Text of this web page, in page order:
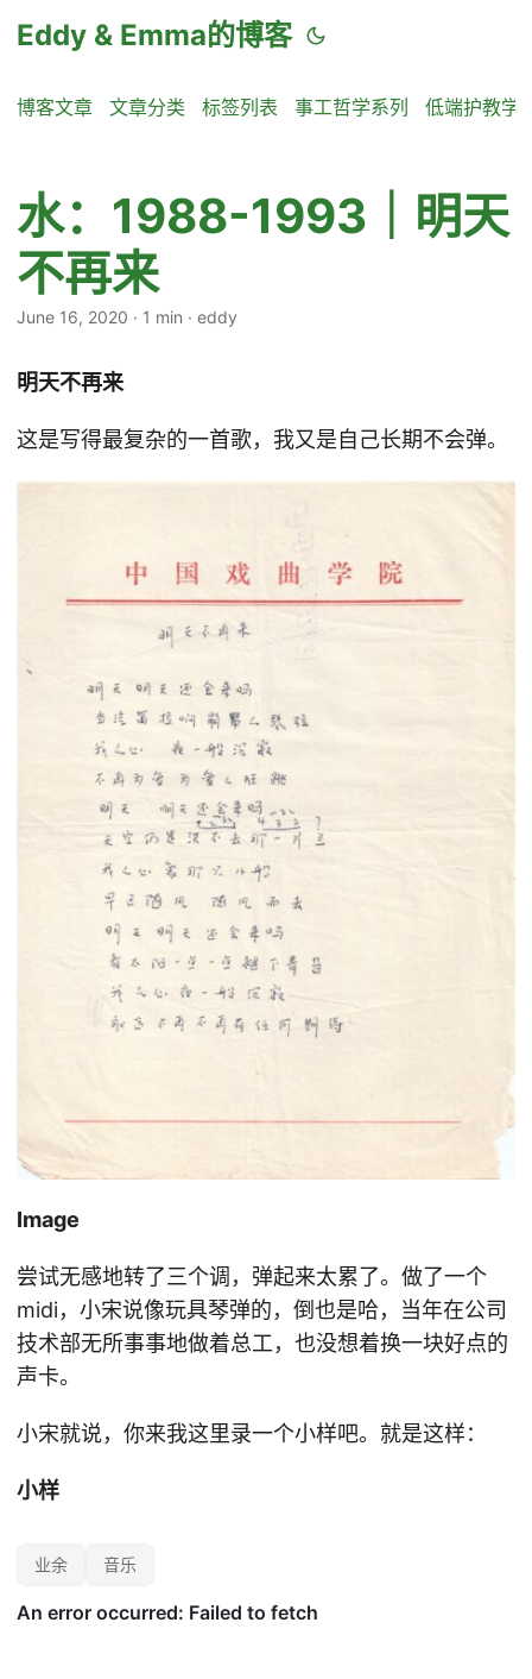
Eddy & Emma的博客
博客文章 文章分类 标签列表 事工哲学系列 低端护教学
水：1988-1993｜明天
不再来
June 16, 2020 · 1 min · eddy
明天不再来
这是写得最复杂的一首歌，我又是自己长期不会弹。
Image
尝试无感地转了三个调，弹起来太累了。做了一个
midi，小宋说像玩具琴弹的，倒也是哈，当年在公司
技术部无所事事地做着总工，也没想着换一块好点的
声卡。
小宋就说，你来我这里录一个小样吧。就是这样：
小样
业余 音乐